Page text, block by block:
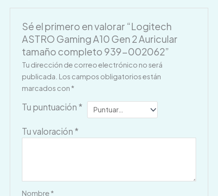
Sé el primero en valorar “Logitech
ASTRO Gaming A10 Gen 2 Auricular
tamaño completo 939-002062”
Tu dirección de correo electrónico no será
publicada. Los campos obligatorios están
marcados con *
Tu puntuación *
Tu valoración *
Nombre *